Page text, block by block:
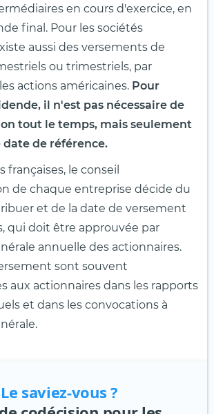
en cours d'exercice, en
final. Pour les sociétés
aussi des versements de
ou trimestriels, par
actions américaines. Pour
il n'est pas nécessaire de
tout le temps, mais seulement
de référence.
françaises, le conseil
de chaque entreprise décide du
et de la date de versement
qui doit être approuvée par
annuelle des actionnaires.
sont souvent
aux actionnaires dans les rapports
et dans les convocations à
Le saviez-vous ?